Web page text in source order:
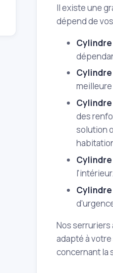
Il existe une
dépend de
des
solution
Nos serruriers
adapté à
concernant la